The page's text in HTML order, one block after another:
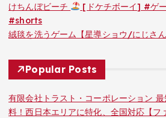
けちんぼビーチ
[ドケチボーイ] #ゲ
#shorts
絨毯を洗うゲーム【星導ショウ/にじさん
Popular Posts
有限会社トラスト・コーポレーション
料！西日本エリアに特化、全国対応【フ